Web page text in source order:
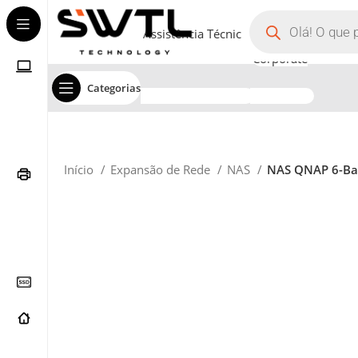
Categorias
Assistência Técnica
Corporate
Início Expansão de Rede NAS NAS QNAP 6-